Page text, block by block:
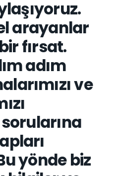
arayanlar
fırsat.
adım
ve
yönde biz